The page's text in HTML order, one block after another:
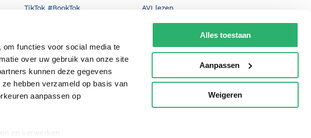
functies voor social media te
over uw gebruik van onze site
kunnen deze gegevens
hebben verzameld op basis van
aanpassen op
en verwerken.
Alles toestaan
Aanpassen
Weigeren
TikTok #BookTok
Instagram
AVI lezen
Kinderboekenweek
De Nationale Voorleesdagen
Boekenweek
Wet op de Vaste Boekenprijs